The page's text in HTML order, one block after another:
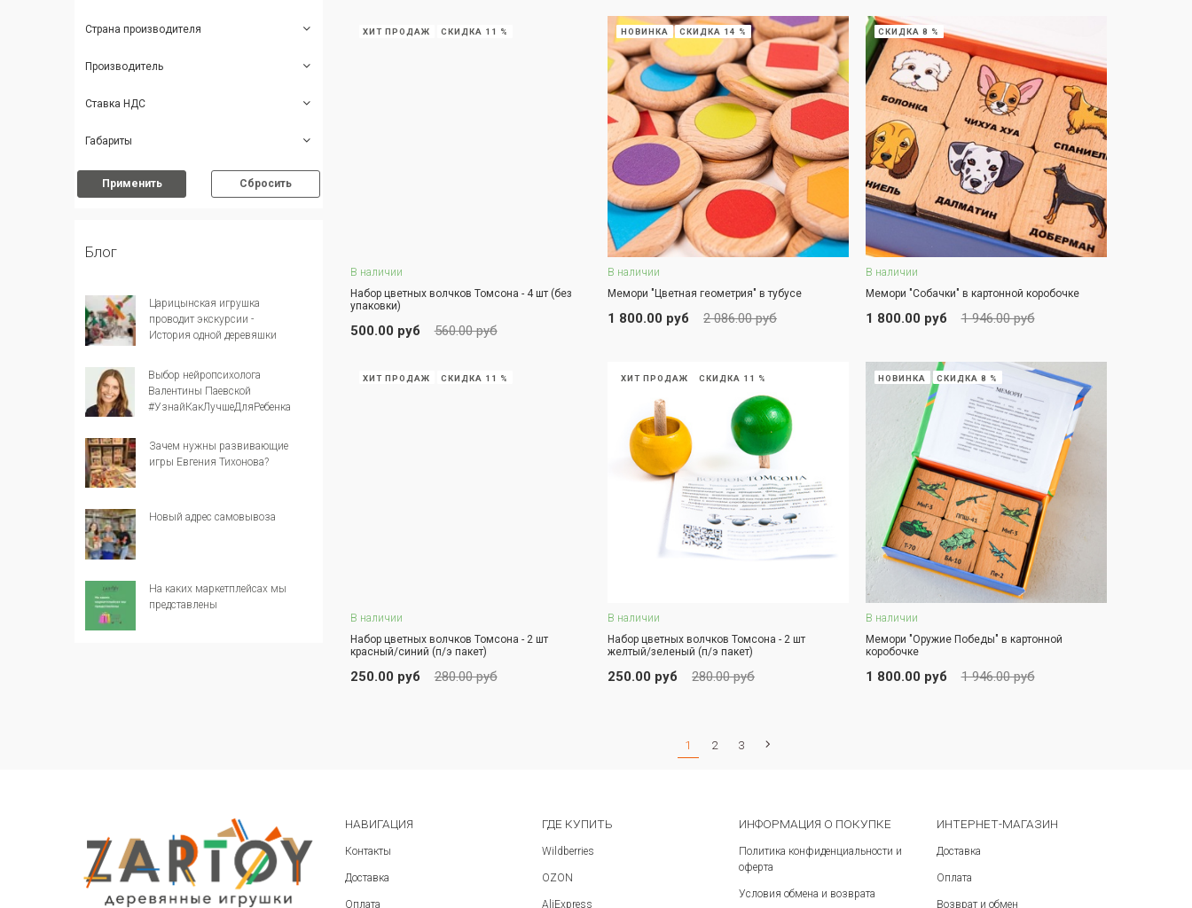
Страна производителя
Производитель
Ставка НДС
Габариты
Применить Сбросить
Блог
Царицынская игрушка
проводит экскурсии -
История одной деревяшки
Выбор нейропсихолога
Валентины Паевской
#УзнайКакЛучшеДляРебенка
Зачем нужны развивающие
игры Евгения Тихонова?
Новый адрес самовывоза
На каких маркетплейсах мы
представлены
ХИТ ПРОДАЖ СКИДКА 11 %
В наличии
Набор цветных волчков Томсона - 4 шт (без
упаковки)
500.00 руб 560.00 руб
ЗАКАЗ В ОДИН КЛИК
НОВИНКА СКИДКА 14 %
В наличии
Мемори "Цветная геометрия" в тубусе
1 800.00 руб 2 086.00 руб
ЗАКАЗ В ОДИН КЛИК
СКИДКА 8 %
В наличии
Мемори "Собачки" в картонной коробочке
1 800.00 руб 1 946.00 руб
ЗАКАЗ В ОДИН КЛИК
ХИТ ПРОДАЖ СКИДКА 11 %
В наличии
Набор цветных волчков Томсона - 2 шт
красный/синий (п/э пакет)
250.00 руб 280.00 руб
ЗАКАЗ В ОДИН КЛИК
ХИТ ПРОДАЖ СКИДКА 11 %
В наличии
Набор цветных волчков Томсона - 2 шт
желтый/зеленый (п/э пакет)
250.00 руб 280.00 руб
ЗАКАЗ В ОДИН КЛИК
НОВИНКА СКИДКА 8 %
В наличии
Мемори "Оружие Победы" в картонной
коробочке
1 800.00 руб 1 946.00 руб
В корзину
ЗАКАЗ В ОДИН КЛИК
1 2 3
НАВИГАЦИЯ
Контакты
Доставка
Оплата
ГДЕ КУПИТЬ
Wildberries
OZON
AliExpress
ИНФОРМАЦИЯ О ПОКУПКЕ
Политика конфиденциальности и
оферта
Условия обмена и возврата
ИНТЕРНЕТ-МАГАЗИН
Доставка
Оплата
Возврат и обмен